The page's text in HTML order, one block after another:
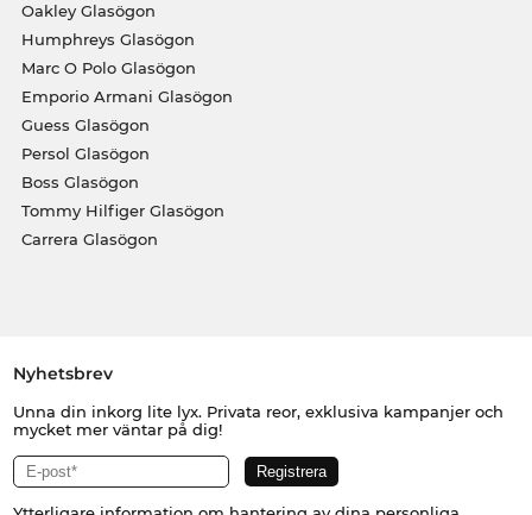
Oakley Glasögon
Humphreys Glasögon
Marc O Polo Glasögon
Emporio Armani Glasögon
Guess Glasögon
Persol Glasögon
Boss Glasögon
Tommy Hilfiger Glasögon
Carrera Glasögon
Nyhetsbrev
Unna din inkorg lite lyx. Privata reor, exklusiva kampanjer och
mycket mer väntar på dig!